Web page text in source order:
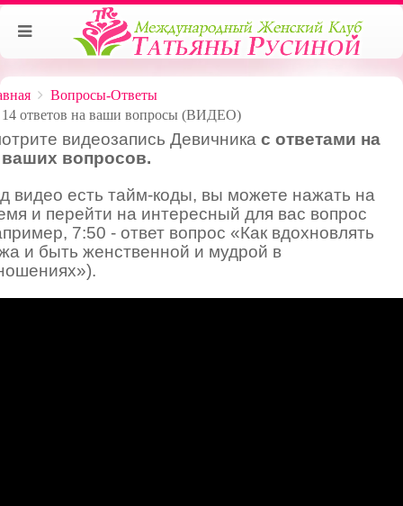
Вопросы-Ответы
14 ответов на ваши вопросы (ВИДЕО)
видеозапись Девичника с ответами на
ваших вопросов.
видео есть тайм-коды, вы можете нажать на
и перейти на интересный для вас вопрос
7:50 - ответ вопрос «Как вдохновлять
и быть женственной и мудрой в